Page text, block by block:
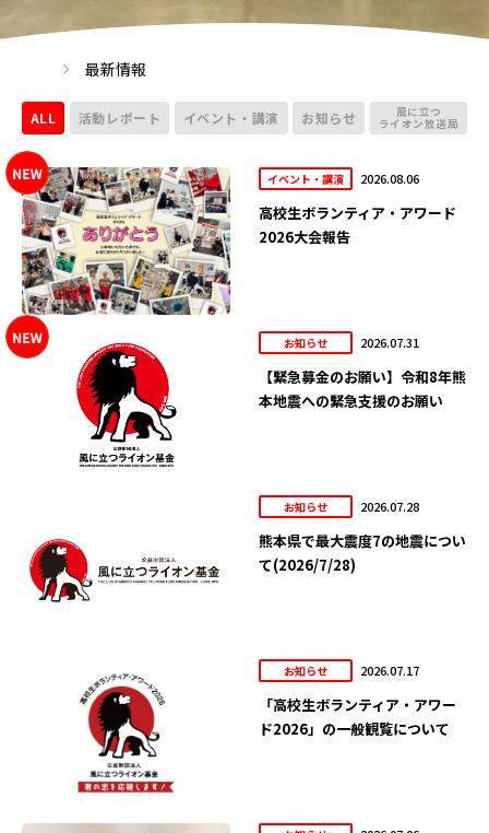
最新情報
ALL 活動レポート イベント・講演 お知らせ 風に立つ
ライオン放送局
イベント・講演 2026.08.06
高校生ボランティア・アワード
2026大会報告
お知らせ 2026.07.31
【緊急募金のお願い】令和8年熊
本地震への緊急支援のお願い
お知らせ 2026.07.28
熊本県で最大震度7の地震につい
て(2026/7/28)
お知らせ 2026.07.17
「高校生ボランティア・アワー
ド2026」の一般観覧について